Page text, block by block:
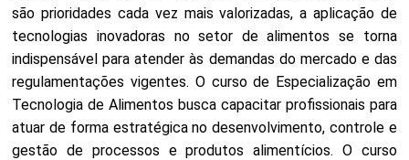
são prioridades cada vez mais valorizadas, a aplicação de
tecnologias inovadoras no setor de alimentos se torna
indispensável para atender às demandas do mercado e das
regulamentações vigentes. O curso de Especialização em
Tecnologia de Alimentos busca capacitar profissionais para
atuar de forma estratégica no desenvolvimento, controle e
gestão de processos e produtos alimentícios. O curso